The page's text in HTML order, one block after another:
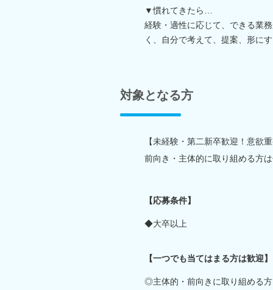
▼慣れてきたら…
経験・適性に応じて、できる業
く、自分で考えて、提案、形に
対象となる方
【未経験・第二新卒歓迎！意
前向き・主体的に取り組める方
【応募条件】
◆大卒以上
【一つでも当てはまる方は歓迎】
◎主体的・前向きに取り組める方